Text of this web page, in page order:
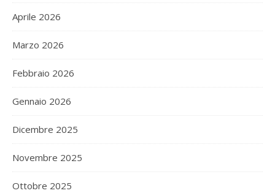
Aprile 2026
Marzo 2026
Febbraio 2026
Gennaio 2026
Dicembre 2025
Novembre 2025
Ottobre 2025